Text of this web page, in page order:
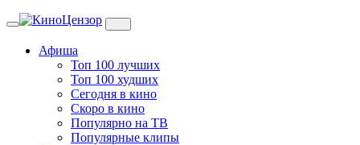
Toggle
Афиша
Топ 100 лучших
Топ 100 худших
Сегодня в кино
Скоро в кино
Популярно на ТВ
Популярные клипы